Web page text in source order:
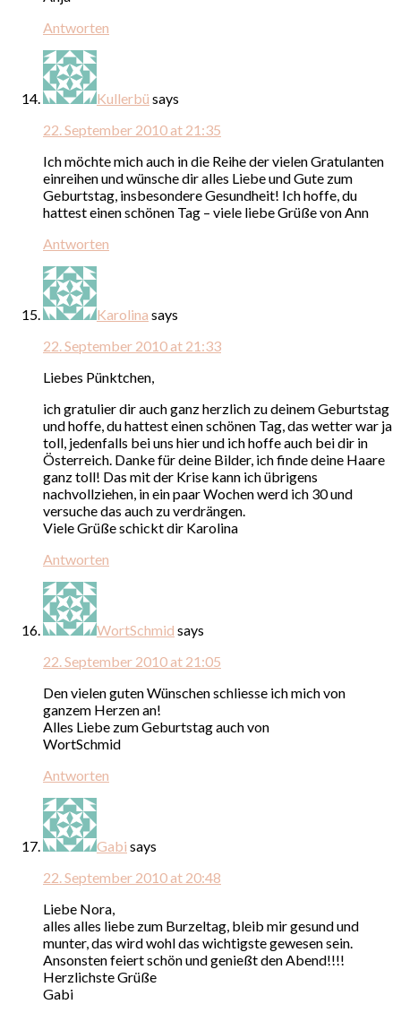
Antworten
Kullerbü says
22. September 2010 at 21:35
Ich möchte mich auch in die Reihe der vielen Gratulanten
einreihen und wünsche dir alles Liebe und Gute zum
Geburtstag, insbesondere Gesundheit! Ich hoffe, du
hattest einen schönen Tag – viele liebe Grüße von Ann
Antworten
Karolina says
22. September 2010 at 21:33
Liebes Pünktchen,
ich gratulier dir auch ganz herzlich zu deinem Geburtstag
und hoffe, du hattest einen schönen Tag, das wetter war ja
toll, jedenfalls bei uns hier und ich hoffe auch bei dir in
Österreich. Danke für deine Bilder, ich finde deine Haare
ganz toll! Das mit der Krise kann ich übrigens
nachvollziehen, in ein paar Wochen werd ich 30 und
versuche das auch zu verdrängen.
Viele Grüße schickt dir Karolina
Antworten
WortSchmid says
22. September 2010 at 21:05
Den vielen guten Wünschen schliesse ich mich von
ganzem Herzen an!
Alles Liebe zum Geburtstag auch von
WortSchmid
Antworten
Gabi says
22. September 2010 at 20:48
Liebe Nora,
alles alles liebe zum Burzeltag, bleib mir gesund und
munter, das wird wohl das wichtigste gewesen sein.
Ansonsten feiert schön und genießt den Abend!!!!
Herzlichste Grüße
Gabi